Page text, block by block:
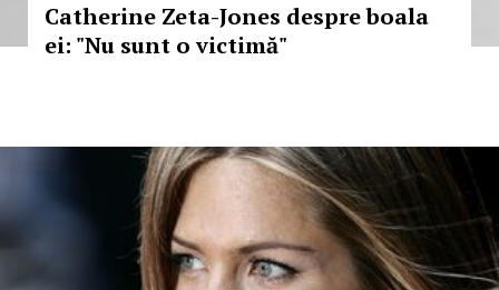
Catherine Zeta-Jones despre boala
ei: "Nu sunt o victimă"